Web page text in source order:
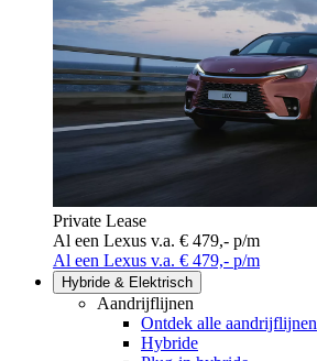
Private Lease
Al een Lexus v.a. € 479,- p/m
Al een Lexus v.a. € 479,- p/m
Hybride & Elektrisch
Aandrijflijnen
Ontdek alle aandrijflijnen
Hybride